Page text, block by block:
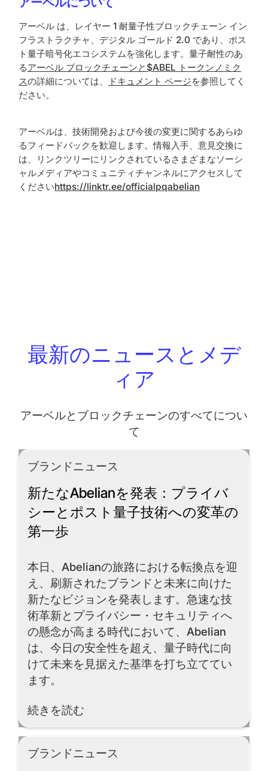
アーベル は、レイヤー 1 耐量子性ブロックチェーン イン
フラストラクチャ、デジタル ゴールド 2.0 であり、ポス
ト量子暗号化エコシステムを強化します。量子耐性のあ
るアーベル ブロックチェーンと $ABEL トークンノミク
スの詳細については、 ドキュメント ページを参照してく
ださい。
アーベルは、技術開発および今後の変更に関するあらゆ
るフィードバックを歓迎します。情報入手、意見交換に
は、リンクツリーにリンクされているさまざまなソーシ
ャルメディアやコミュニティチャンネルにアクセスして
くださいhttps://linktr.ee/officialpqabelian
最新のニュースとメデ
ィア
アーベルとブロックチェーンのすべてについ
て
ブランドニュース
新たなAbelianを発表：プライバ
シーとポスト量子技術への変革の
第一歩
本日、Abelianの旅路における転換点を迎
え、刷新されたブランドと未来に向けた
新たなビジョンを発表します。急速な技
術革新とプライバシー・セキュリティへ
の懸念が高まる時代において、Abelian
は、今日の安全性を超え、量子時代に向
けて未来を見据えた基準を打ち立ててい
ます。
続きを読む
Read More
ブランドニュース